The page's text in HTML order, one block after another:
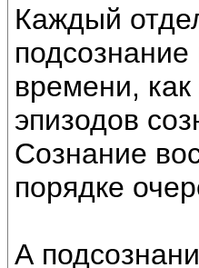
Каждый
времени,
эпизодов
Сознание
порядке
А